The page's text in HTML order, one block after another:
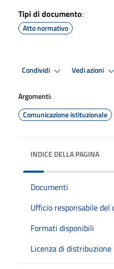
Tipi di documento:
Atto normativo
Condividi Vedi azioni
Argomenti:
Comunicazione istituzionale
INDICE DELLA PAGINA
Documenti
Ufficio responsabile del
Formati disponibili
Licenza di distribuzione